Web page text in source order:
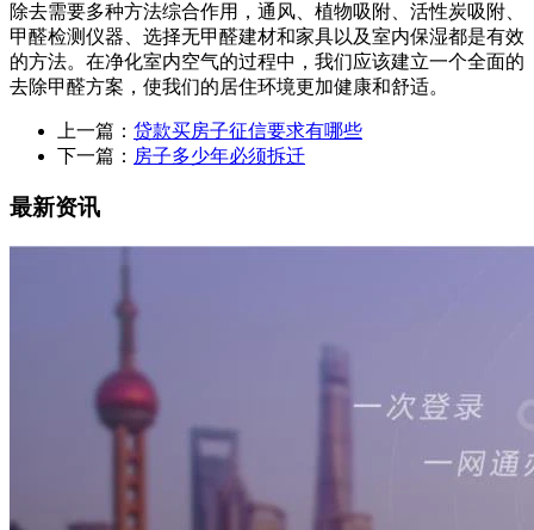
除去需要多种方法综合作用，通风、植物吸附、活性炭吸附、
甲醛检测仪器、选择无甲醛建材和家具以及室内保湿都是有效
的方法。在净化室内空气的过程中，我们应该建立一个全面的
去除甲醛方案，使我们的居住环境更加健康和舒适。
上一篇： 贷款买房子征信要求有哪些
下一篇： 房子多少年必须拆迁
最新资讯